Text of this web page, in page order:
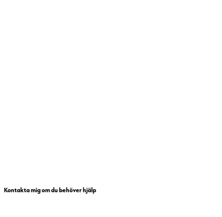
Kontakta mig om du behöver hjälp